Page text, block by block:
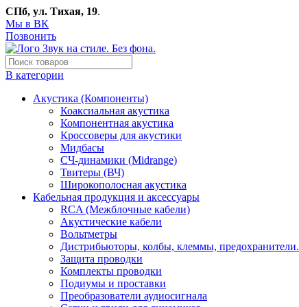
СПб, ул. Тихая, 19.
Мы в ВК
Позвонить
В категории
Акустика (Компоненты)
Коаксиальная акустика
Компонентная акустика
Кроссоверы для акустики
Мидбасы
СЧ-динамики (Midrange)
Твитеры (ВЧ)
Широкополосная акустика
Кабельная продукция и аксессуары
RCA (Межблочные кабели)
Акустические кабели
Вольтметры
Дистрибьюторы, колбы, клеммы, предохранители.
Защита проводки
Комплекты проводки
Подиумы и проставки
Преобразователи аудиосигнала